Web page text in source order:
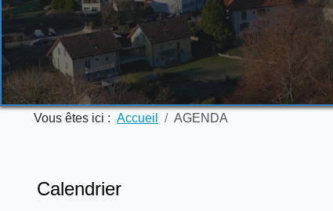
Vous êtes ici : Accueil AGENDA
Calendrier